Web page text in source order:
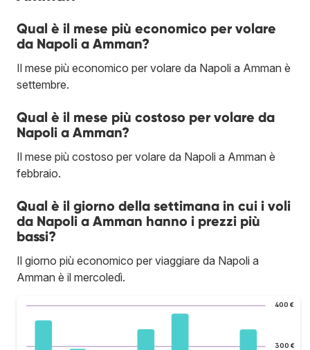
Qual è il mese più economico per volare
da Napoli a Amman?
Il mese più economico per volare da Napoli a Amman è
settembre.
Qual è il mese più costoso per volare da
Napoli a Amman?
Il mese più costoso per volare da Napoli a Amman è
febbraio.
Qual è il giorno della settimana in cui i voli
da Napoli a Amman hanno i prezzi più
bassi?
Il giorno più economico per viaggiare da Napoli a
Amman è il mercoledì.
300 €
400 €